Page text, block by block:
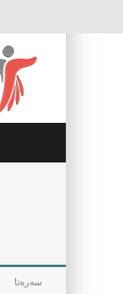
سه‌ره‌تا